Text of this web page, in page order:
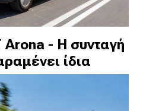
- Η συνταγή
ίδια